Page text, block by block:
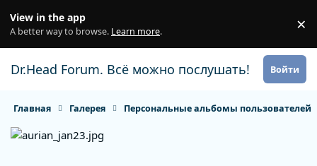
View in the app
A better way to browse. Learn more. ×
Dr.Head Forum. Всё можно послушать! Войти
Главная Галерея Персональные альбомы пользователей